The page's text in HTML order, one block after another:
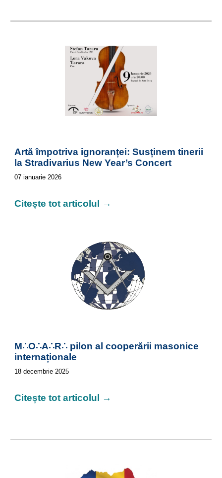
Artă împotriva ignoranței: Susținem tinerii
la Stradivarius New Year’s Concert
07 ianuarie 2026
Citește tot articolul →
M∴O∴A∴R∴ pilon al cooperării masonice
internaționale
18 decembrie 2025
Citește tot articolul →